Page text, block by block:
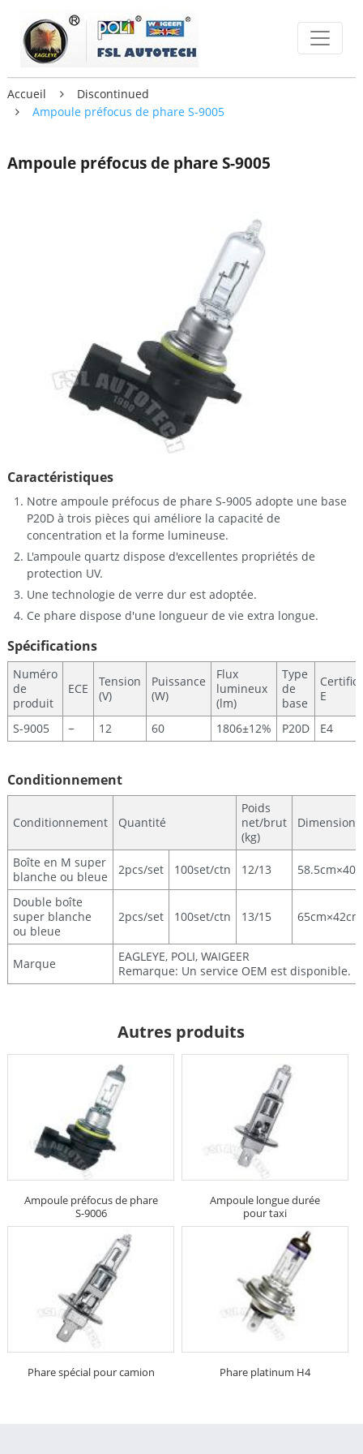
Accueil
Discontinued
Ampoule préfocus de phare S-9005
Ampoule préfocus de phare S-9005
Caractéristiques
Notre ampoule préfocus de phare S-9005 adopte une base
P20D à trois pièces qui améliore la capacité de
concentration et la forme lumineuse.
L'ampoule quartz dispose d'excellentes propriétés de
protection UV.
Une technologie de verre dur est adoptée.
Ce phare dispose d'une longueur de vie extra longue.
Spécifications
Numéro
de
produit
ECE
Tension
(V)
Puissance
(W)
Flux
lumineux
(lm)
Type
de
base
E
S-9005 − 12 60 1806±12% P20D E4
Conditionnement
Conditionnement Quantité
Poids
net/brut
(kg)
Dimensions
Boîte en M super
blanche ou bleue
2pcs/set 100set/ctn 12/13
Double boîte
super blanche
ou bleue
2pcs/set 100set/ctn 13/15
Marque
EAGLEYE, POLI, WAIGEER
Remarque: Un service OEM est disponible.
Autres produits
Ampoule préfocus de phare
S-9006
Ampoule longue durée
pour taxi
Phare spécial pour camion Phare platinum H4